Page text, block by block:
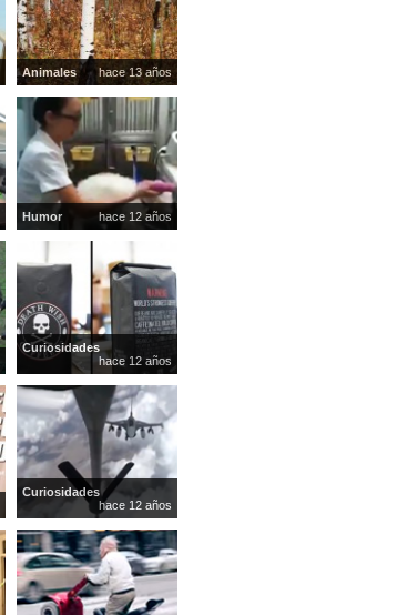
Animales hace 13 años
Humor hace 12 años
Curiosidades
hace 12 años
Curiosidades
hace 12 años